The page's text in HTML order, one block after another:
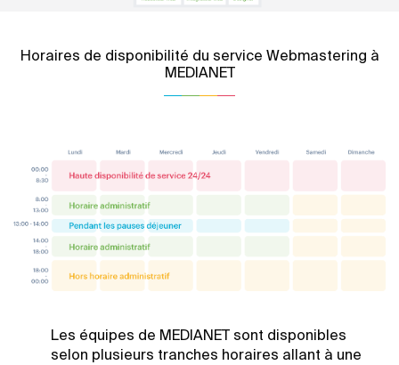
Horaires de disponibilité du service Webmastering à
MEDIANET
Les équipes de MEDIANET sont disponibles
selon plusieurs tranches horaires allant à une